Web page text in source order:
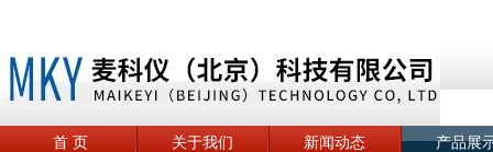
首 页 关于我们 新闻动态 产品展